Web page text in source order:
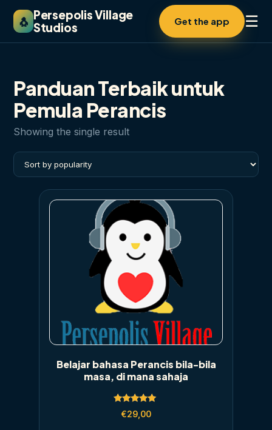
🐧 Persepolis Village
Studios
Get the app ☰
Panduan Terbaik untuk
Pemula Perancis
Showing the single result
Belajar bahasa Perancis bila-bila
masa, di mana sahaja
Rated
5.00
€29,00